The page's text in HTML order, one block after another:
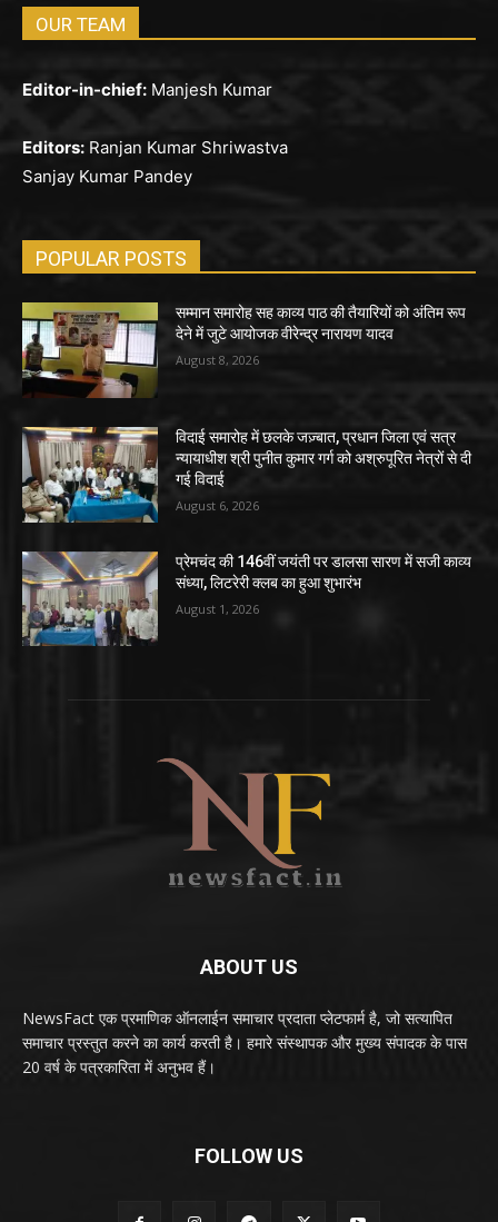
OUR TEAM
Editor-in-chief: Manjesh Kumar
Editors: Ranjan Kumar Shriwastva
Sanjay Kumar Pandey
POPULAR POSTS
सम्मान समारोह सह काव्य पाठ की तैयारियों को अंतिम रूप
देने में जुटे आयोजक वीरेन्द्र नारायण यादव
August 8, 2026
विदाई समारोह में छलके जज़्बात, प्रधान जिला एवं सत्र
न्यायाधीश श्री पुनीत कुमार गर्ग को अश्रुपूरित नेत्रों से दी
गई विदाई
August 6, 2026
प्रेमचंद की 146वीं जयंती पर डालसा सारण में सजी काव्य
संध्या, लिटरेरी क्लब का हुआ शुभारंभ
August 1, 2026
ABOUT US
NewsFact एक प्रमाणिक ऑनलाईन समाचार प्रदाता प्लेटफार्म है, जो सत्यापित
समाचार प्रस्तुत करने का कार्य करती है। हमारे संस्थापक और मुख्य संपादक के पास
20 वर्ष के पत्रकारिता में अनुभव हैं।
FOLLOW US